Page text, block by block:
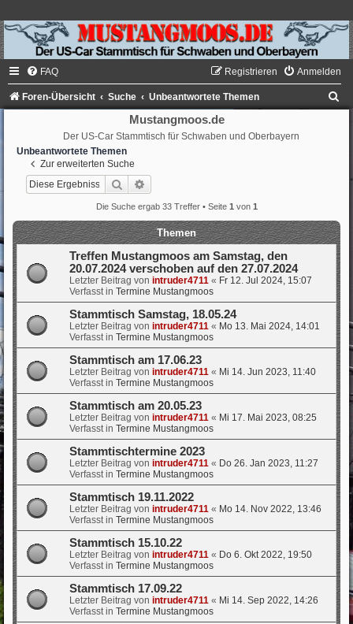
FAQ Anmelden
Registrieren
Foren-Übersicht Suche Unbeantwortete Themen
Mustangmoos.de
Der US-Car Stammtisch für Schwaben und Oberbayern
Unbeantwortete Themen
Zur erweiterten Suche
Suche
Die Suche ergab 33 Treffer • Seite 1von 1
Themen
Treffen Mustangmoos am Samstag, den
20.07.2024 verschoben auf den 27.07.2024
Letzter Beitrag von intruder4711 « Fr 12. Jul 2024, 15:07
Verfasst in Termine Mustangmoos
Stammtisch Samstag, 18.05.24
Letzter Beitrag von intruder4711 « Mo 13. Mai 2024, 14:01
Verfasst in Termine Mustangmoos
Stammtisch am 17.06.23
Letzter Beitrag von intruder4711 « Mi 14. Jun 2023, 11:40
Verfasst in Termine Mustangmoos
Stammtisch am 20.05.23
Letzter Beitrag von intruder4711 « Mi 17. Mai 2023, 08:25
Verfasst in Termine Mustangmoos
Stammtischtermine 2023
Letzter Beitrag von intruder4711 « Do 26. Jan 2023, 11:27
Verfasst in Termine Mustangmoos
Stammtisch 19.11.2022
Letzter Beitrag von intruder4711 « Mo 14. Nov 2022, 13:46
Verfasst in Termine Mustangmoos
Stammtisch 15.10.22
Letzter Beitrag von intruder4711 « Do 6. Okt 2022, 19:50
Verfasst in Termine Mustangmoos
Stammtisch 17.09.22
Letzter Beitrag von intruder4711 « Mi 14. Sep 2022, 14:26
Verfasst in Termine Mustangmoos